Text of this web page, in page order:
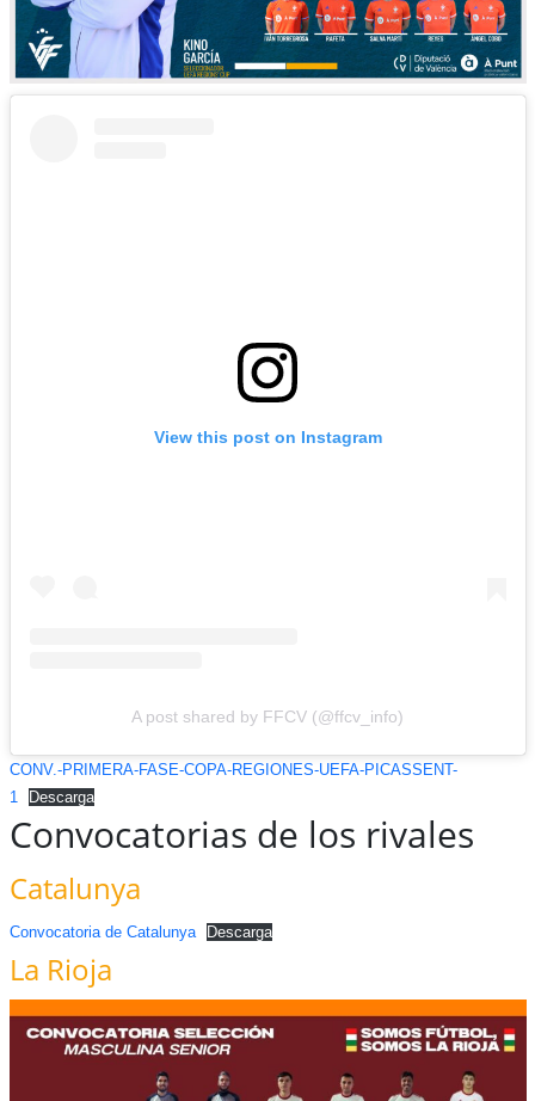
View this post on Instagram
A post shared by FFCV (@ffcv_info)
CONV.-PRIMERA-FASE-COPA-REGIONES-UEFA-PICASSENT-
1
Descarga
Convocatorias de los rivales
Catalunya
Convocatoria de Catalunya Descarga
La Rioja